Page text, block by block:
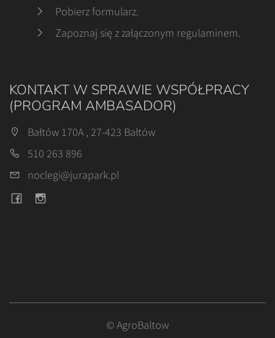
Pobierz formularz.
Zapoznaj się z załączonym regulaminem.
KONTAKT W SPRAWIE WSPÓŁPRACY
(PROGRAM AMBASADOR)
Bałtów 170A , 27-423 Bałtów
510 263 896
noclegi@jurapark.pl
© AgroBaltow